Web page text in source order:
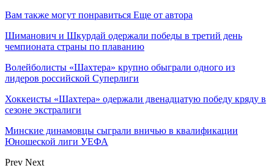
Вам также могут понравиться Еще от автора
Шиманович и Шкурдай одержали победы в третий день
чемпионата страны по плаванию
Волейболисты «Шахтера» крупно обыграли одного из
лидеров российской Суперлиги
Хоккеисты «Шахтера» одержали двенадцатую победу кряду в
сезоне экстралиги
Минские динамовцы сыграли вничью в квалификации
Юношеской лиги УЕФА
Prev Next